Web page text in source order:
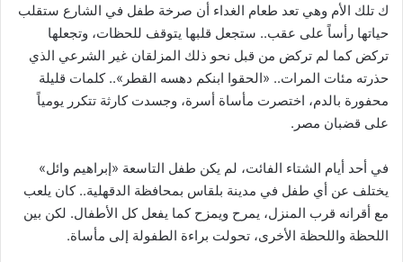
ك تلك الأم وهي تعد طعام الغداء أن صرخة طفل في الشارع ستقلب
حياتها رأساً على عقب.. ستجعل قلبها يتوقف للحظات، وتجعلها
تركض كما لم تركض من قبل نحو ذلك المزلقان غير الشرعي الذي
حذرته مئات المرات.. «الحقوا ابنكم دهسه القطر».. كلمات قليلة
محفورة بالدم، اختصرت مأساة أسرة، وجسدت كارثة تتكرر يومياً
على قضبان مصر.
في أحد أيام الشتاء الفائت، لم يكن طفل التاسعة «إبراهيم وائل»
يختلف عن أي طفل في مدينة بلقاس بمحافظة الدقهلية.. كان يلعب
مع أقرانه قرب المنزل، يمرح ويمزح كما يفعل كل الأطفال. لكن بين
اللحظة واللحظة الأخرى، تحولت براءة الطفولة إلى مأساة.